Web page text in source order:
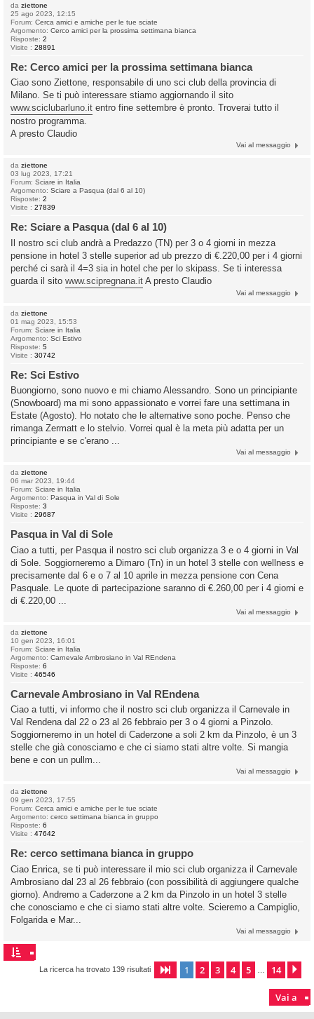
da ziettone
25 ago 2023, 12:15
Forum: Cerca amici e amiche per le tue sciate
Argomento: Cerco amici per la prossima settimana bianca
Risposte: 2
Visite : 28891
Re: Cerco amici per la prossima settimana bianca
Ciao sono Ziettone, responsabile di uno sci club della provincia di
Milano. Se ti può interessare stiamo aggiornando il sito
www.sciclubarluno.it entro fine settembre è pronto. Troverai tutto il
nostro programma.
A presto Claudio
Vai al messaggio
da ziettone
03 lug 2023, 17:21
Forum: Sciare in Italia
Argomento: Sciare a Pasqua (dal 6 al 10)
Risposte: 2
Visite : 27839
Re: Sciare a Pasqua (dal 6 al 10)
Il nostro sci club andrà a Predazzo (TN) per 3 o 4 giorni in mezza
pensione in hotel 3 stelle superior ad ub prezzo di €.220,00 per i 4 giorni
perché ci sarà il 4=3 sia in hotel che per lo skipass. Se ti interessa
guarda il sito www.scipregnana.it A presto Claudio
Vai al messaggio
da ziettone
01 mag 2023, 15:53
Forum: Sciare in Italia
Argomento: Sci Estivo
Risposte: 5
Visite : 30742
Re: Sci Estivo
Buongiorno, sono nuovo e mi chiamo Alessandro. Sono un principiante
(Snowboard) ma mi sono appassionato e vorrei fare una settimana in
Estate (Agosto). Ho notato che le alternative sono poche. Penso che
rimanga Zermatt e lo stelvio. Vorrei qual è la meta più adatta per un
principiante e se c'erano ...
Vai al messaggio
da ziettone
06 mar 2023, 19:44
Forum: Sciare in Italia
Argomento: Pasqua in Val di Sole
Risposte: 3
Visite : 29687
Pasqua in Val di Sole
Ciao a tutti, per Pasqua il nostro sci club organizza 3 e o 4 giorni in Val
di Sole. Soggiorneremo a Dimaro (Tn) in un hotel 3 stelle con wellness e
precisamente dal 6 e o 7 al 10 aprile in mezza pensione con Cena
Pasquale. Le quote di partecipazione saranno di €.260,00 per i 4 giorni e
di €.220,00 ...
Vai al messaggio
da ziettone
10 gen 2023, 16:01
Forum: Sciare in Italia
Argomento: Carnevale Ambrosiano in Val REndena
Risposte: 6
Visite : 46546
Carnevale Ambrosiano in Val REndena
Ciao a tutti, vi informo che il nostro sci club organizza il Carnevale in
Val Rendena dal 22 o 23 al 26 febbraio per 3 o 4 giorni a Pinzolo.
Soggiorneremo in un hotel di Caderzone a soli 2 km da Pinzolo, è un 3
stelle che già conosciamo e che ci siamo stati altre volte. Si mangia
bene e con un pullm...
Vai al messaggio
da ziettone
09 gen 2023, 17:55
Forum: Cerca amici e amiche per le tue sciate
Argomento: cerco settimana bianca in gruppo
Risposte: 6
Visite : 47642
Re: cerco settimana bianca in gruppo
Ciao Enrica, se ti può interessare il mio sci club organizza il Carnevale
Ambrosiano dal 23 al 26 febbraio (con possibilità di aggiungere qualche
giorno). Andremo a Caderzone a 2 km da Pinzolo in un hotel 3 stelle
che conosciamo e che ci siamo stati altre volte. Scieremo a Campiglio,
Folgarida e Mar...
Vai al messaggio
La ricerca ha trovato 139 risultati Pagina di 14
1 2 3 4 5 14
Vai a